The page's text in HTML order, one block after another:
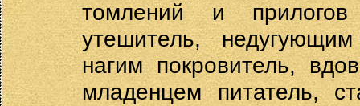
томлений и
утешитель,
нагим покровитель,
младенцем питатель,